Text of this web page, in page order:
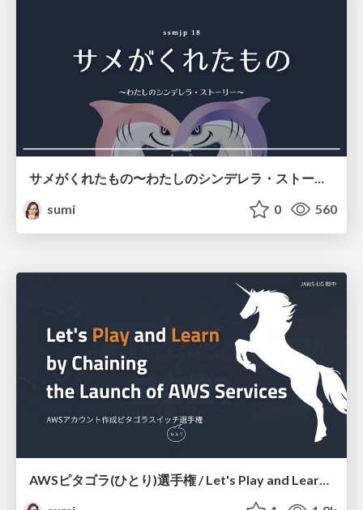
サメがくれたもの〜わたしのシンデレラ・ストーリー〜 ssmjp-18
sumi
0 560
AWSピタゴラ(ひとり)選手権 / Let's Play and Learn by Chaining the Launch of AWS Services